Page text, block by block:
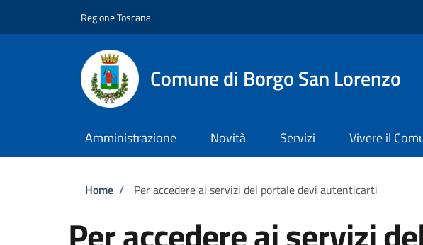
Regione Toscana
Comune di Borgo San Lorenzo
Amministrazione Novità Servizi Vivere il
Briciole di pane
Home / Per accedere ai servizi del portale devi autenticarti